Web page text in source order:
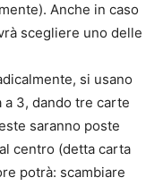
Anche in caso
scegliere uno delle
si usano
3, dando tre carte
saranno poste
centro (detta carta
potrà: scambiare